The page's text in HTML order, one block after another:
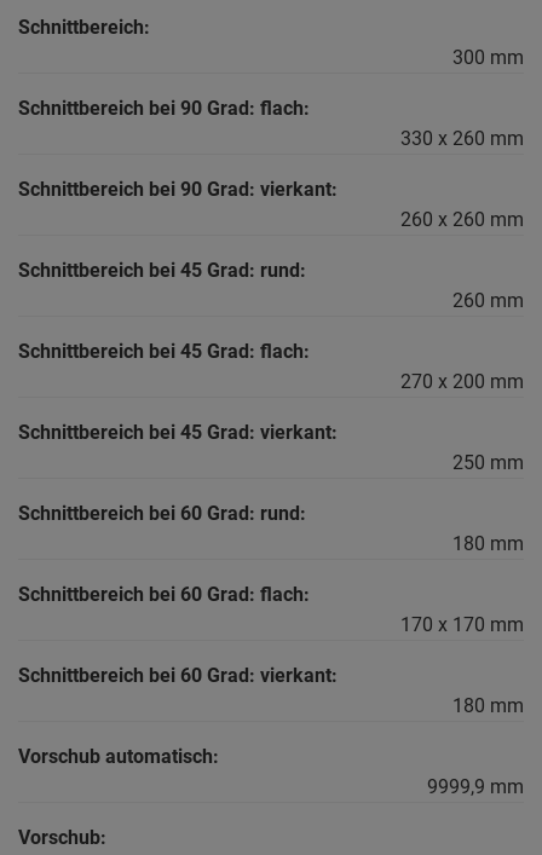
Schnittbereich:
300 mm
Schnittbereich bei 90 Grad: flach:
330 x 260 mm
Schnittbereich bei 90 Grad: vierkant:
260 x 260 mm
Schnittbereich bei 45 Grad: rund:
260 mm
Schnittbereich bei 45 Grad: flach:
270 x 200 mm
Schnittbereich bei 45 Grad: vierkant:
250 mm
Schnittbereich bei 60 Grad: rund:
180 mm
Schnittbereich bei 60 Grad: flach:
170 x 170 mm
Schnittbereich bei 60 Grad: vierkant:
180 mm
Vorschub automatisch:
9999,9 mm
Vorschub: